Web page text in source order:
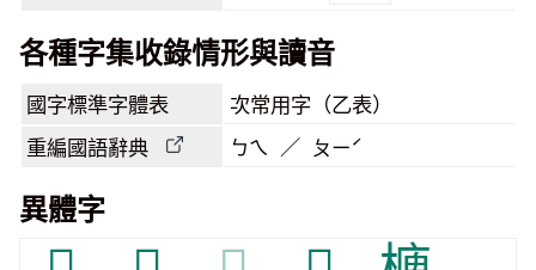
各種字集收錄情形與讀音
國字標準字體表 次常用字（乙表）
重編國語辭典 ㄅㄟ ／ ㄆㄧˊ
異體字